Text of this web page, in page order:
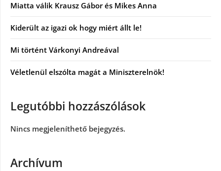
Miatta válik Krausz Gábor és Mikes Anna
Kiderült az igazi ok hogy miért állt le!
Mi történt Várkonyi Andreával
Véletlenül elszólta magát a Miniszterelnök!
Legutóbbi hozzászólások
Nincs megjeleníthető bejegyzés.
Archívum